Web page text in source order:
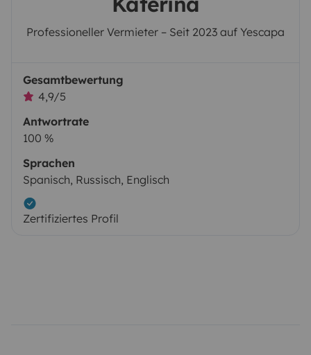
Professioneller Vermieter – Seit 2023 auf Yescapa
Gesamtbewertung
4,9/5
Antwortrate
100 %
Sprachen
Spanisch, Russisch, Englisch
Zertifiziertes Profil